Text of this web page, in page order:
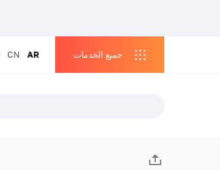
CN AR جميع الخدمات